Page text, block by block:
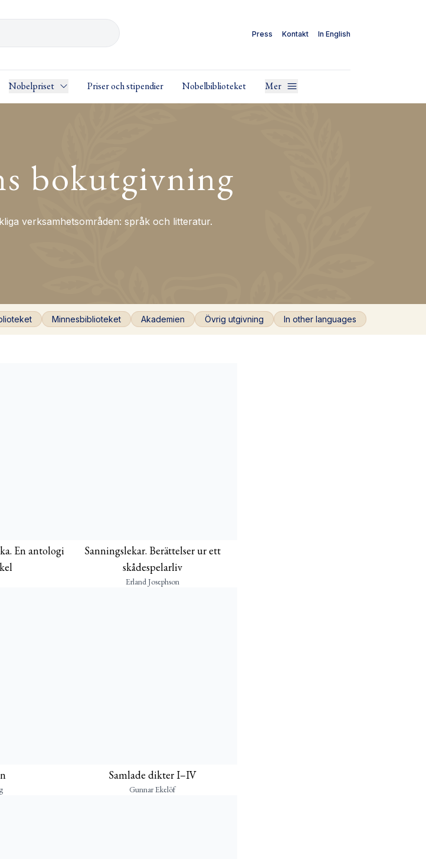
Press Kontakt In English
Nobelpriset Priser och stipendier Nobelbiblioteket Mer
bokutgivning
verksamhetsområden: språk och litteratur.
Minnesbiblioteket Akademien Övrig utgivning In other languages
En antologi
Sanningslekar. Berättelser ur ett
skådespelarliv
Erland Josephson
Samlade dikter I–IV
Gunnar Ekelöf